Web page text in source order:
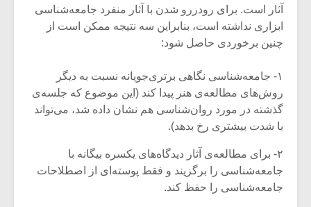
آثار است. برای رودررو شدن با آثار منفرد جامعه‌شناسی
ابزاری نداشته است، بنابراین سه نتیجه ممکن است از
چنین برخوردی حاصل شود:
۱- جامعه‌شناسی نگاهی برتری‌جویانه نسبت به دیگر
روش‌های مطالعه‌ی هنر پیدا کند (این موضوع که جلسه‌ی
گذشته در مورد روان‌شناسی هم نشان داده شد، می‌تواند
با شدت بیشتری رخ بدهد).
۲- برای مطالعه‌ی آثار دیدگاه‌های یکسره بیگانه با
جامعه‌شناسی را برگزیند و فقط پوسته‌ای از اصطلاحات
جامعه‌شناسی را حفظ کند.